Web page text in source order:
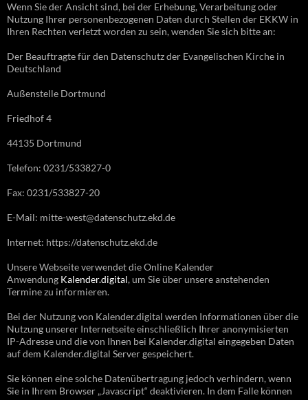
Wenn Sie der Ansicht sind, bei der Erhebung, Verarbeitung oder
Nutzung Ihrer personenbezogenen Daten durch Stellen der EKKW in
Ihren Rechten verletzt worden zu sein, wenden Sie sich bitte an:
Der Beauftragte für den Datenschutz der Evangelischen Kirche in
Deutschland
Außenstelle Dortmund
Friedhof 4
44135 Dortmund
Telefon: 0231/533827-0
Fax: 0231/533827-20
E-Mail: mitte-west@datenschutz.ekd.de
Internet: https://datenschutz.ekd.de
Unsere Webseite verwendet die Online Kalender
Anwendung Kalender.digital, um Sie über unsere anstehenden
Termine zu informieren.
Bei der Nutzung von Kalender.digital werden Informationen über die
Nutzung unserer Internetseite einschließlich Ihrer anonymisierten
IP-Adresse und die von Ihnen bei Kalender.digital eingegeben Daten
auf dem Kalender.digital Server gespeichert.
Sie können eine solche Datenübertragung jedoch verhindern, wenn
Sie in Ihrem Browser „Javascript“ deaktivieren. In dem Falle können